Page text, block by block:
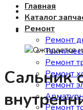
Главная
Каталог
Ремонт
Ремонт
Ремонт
Ремонт
Ремонт
Ремонт
Сальник